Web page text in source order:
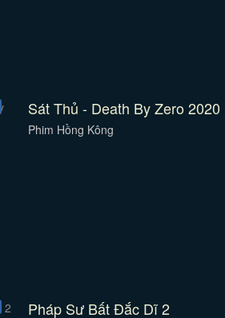
Sát Thủ - Death By Zero 2020
Phim Hồng Kông
Pháp Sư Bất Đắc Dĩ 2